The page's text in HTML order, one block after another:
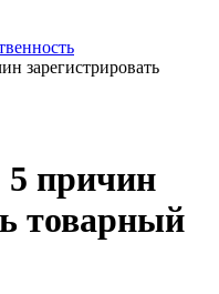
зарегистрировать
5 причин
товарный